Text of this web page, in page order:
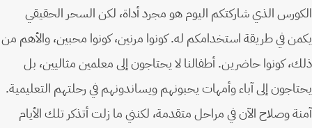
الكورس الذي شاركتكم اليوم هو مجرد أداة، لكن السحر الحقيقي
يكمن في طريقة استخدامكم له. كونوا مرنين، كونوا محبين، والأهم من
ذلك، كونوا حاضرين. أطفالنا لا يحتاجون إلى معلمين مثاليين، بل
يحتاجون إلى آباء وأمهات يحبونهم ويساندونهم في رحلتهم التعليمية.
آمنة وصلاح الآن في مراحل متقدمة، لكنني ما زلت أتذكر تلك الأيام